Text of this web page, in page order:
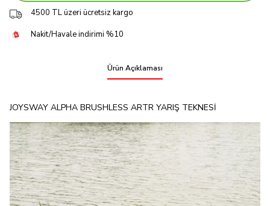
4500 TL üzeri ücretsiz kargo
Nakit/Havale indirimi %10
Ürün Açıklaması
JOYSWAY ALPHA BRUSHLESS ARTR YARIŞ TEKNESİ